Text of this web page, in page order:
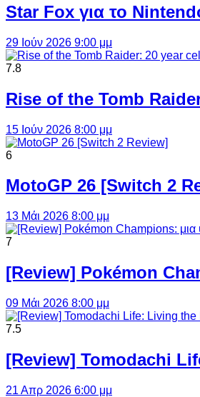
Star Fox για το
29 Ιούν 2026 9:00 μμ
7.8
Rise of the Tomb
15 Ιούν 2026 8:00 μμ
6
MotoGP 26 [Switch 2
13 Μάι 2026 8:00 μμ
7
[Review] Pokémon
09 Μάι 2026 8:00 μμ
7.5
[Review] Tomodachi
21 Απρ 2026 6:00 μμ